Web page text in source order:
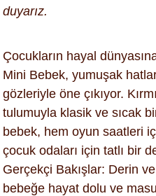
duyarız.
Çocukların hayal
Mini Bebek, yumuşak
gözleriyle öne çıkıyor.
tulumuyla klasik ve sıcak
bebek, hem oyun saatleri
çocuk odaları için tatlı bir
Gerçekçi Bakışlar: Derin
bebeğe hayat dolu ve